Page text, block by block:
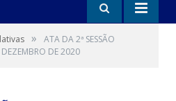
»
ATA DA 2ª SESSÃO
DE 2020